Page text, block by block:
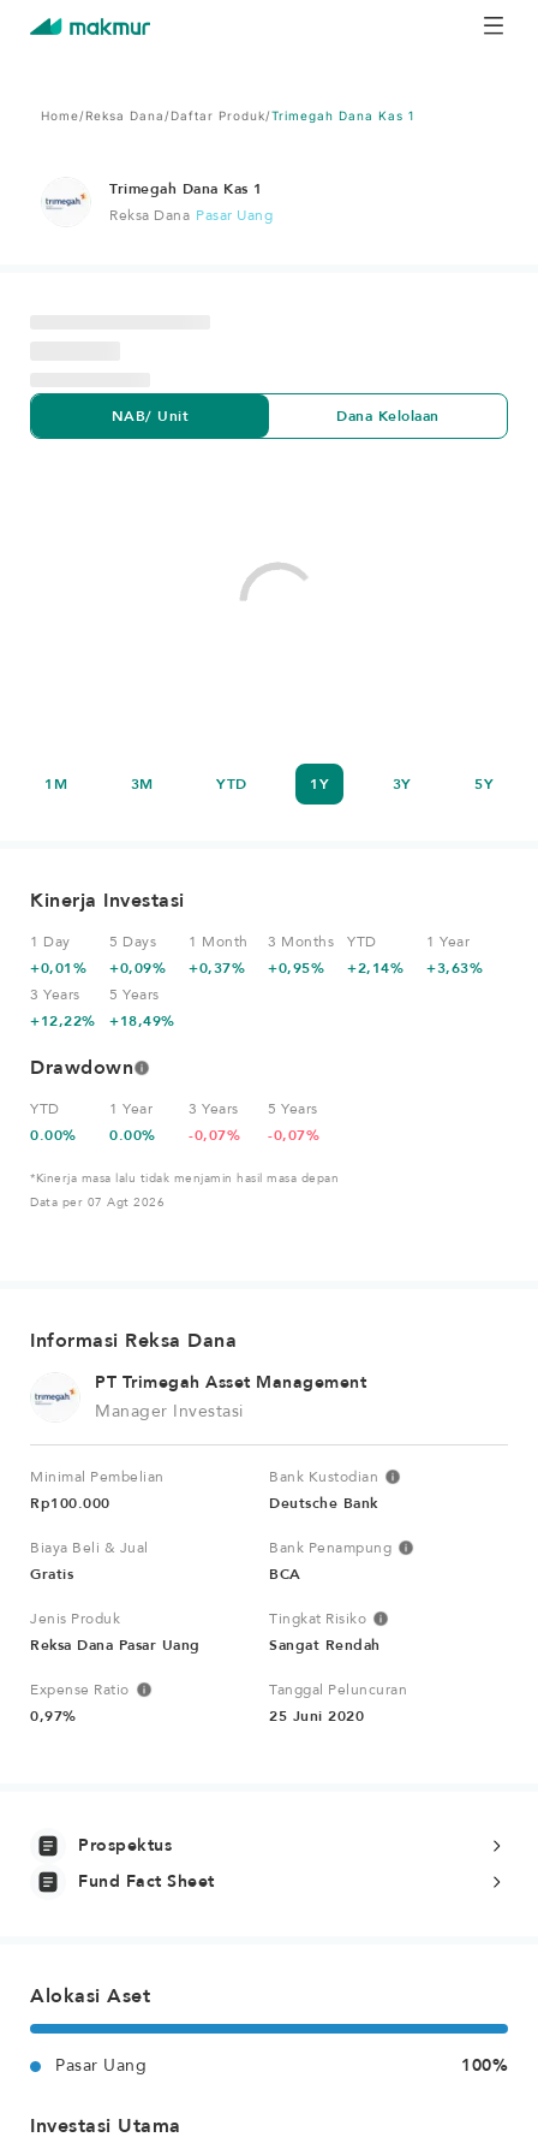
Home/Reksa Dana /Daftar Produk/Trimegah Dana Kas 1
Trimegah Dana Kas 1
Reksa Dana Pasar Uang
NAB/ Unit Dana Kelolaan
1M 3M YTD 1Y 3Y 5Y
Kinerja Investasi
1 Day
+0,01%
5 Days
+0,09%
1 Month
+0,37%
3 Months
+0,95%
YTD
+2,14%
1 Year
+3,63%
3 Years
+12,22%
5 Years
+18,49%
Drawdown
YTD
0.00%
1 Year
0.00%
3 Years
-0,07%
5 Years
-0,07%
*Kinerja masa lalu tidak menjamin hasil masa depan
Data per 07 Agt 2026
Informasi Reksa Dana
Manager Investasi
PT Trimegah Asset Management
Minimal Pembelian
Rp100.000
Bank Kustodian
Deutsche Bank
Biaya Beli & Jual
Gratis
Bank Penampung
BCA
Jenis Produk
Reksa Dana Pasar Uang
Tingkat Risiko
Sangat Rendah
Expense Ratio
0,97%
Tanggal Peluncuran
25 Juni 2020
Prospektus
Fund Fact Sheet
Alokasi Aset
Pasar Uang 100%
Investasi Utama